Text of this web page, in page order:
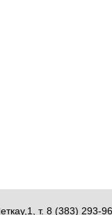
т. 8 (383) 293-